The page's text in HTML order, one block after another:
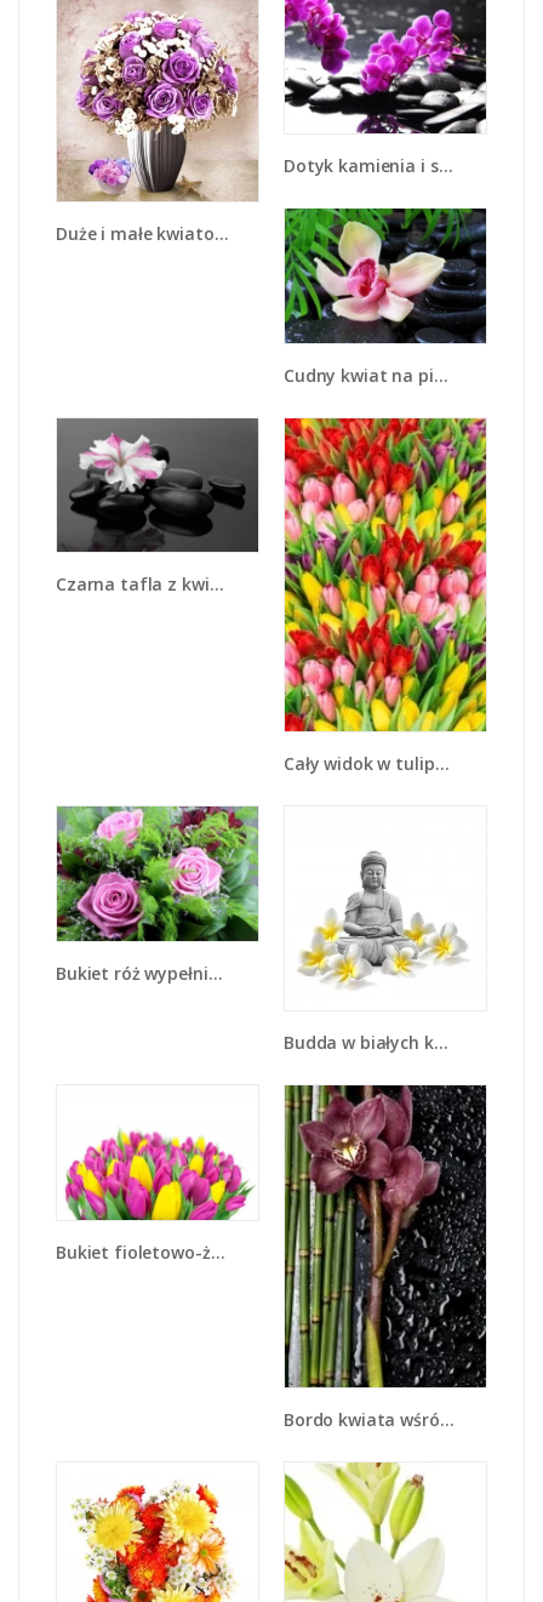
Duże i małe kwiatowe wazoniki - K920
Dotyk kamienia i storczyka - K526
Cudny kwiat na pierwszym planie - K951
Czarna tafla z kwiatem - K520
Cały widok w tulipanach - K804
Bukiet róż wypełniony trawką - K068
Budda w białych kwiatach - K599
Bukiet fioletowo-żółtych tulipanów - K778
Bordo kwiata wśród bambusów - K576